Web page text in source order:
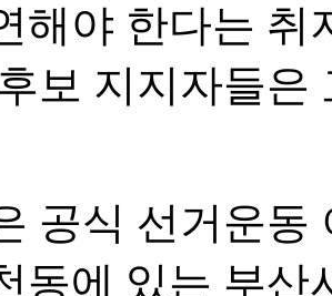
해야 한다는 취
보 지지자들은
공식 선거운동
동에 있는 부